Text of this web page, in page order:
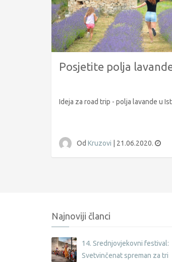
Posjetite polja
Ideja za road trip - polja lavande u
Od Kruzovi 21.06.2020.
Najnoviji članci
14. Srednjovjekovni festival:
Svetvinčenat spreman za tri